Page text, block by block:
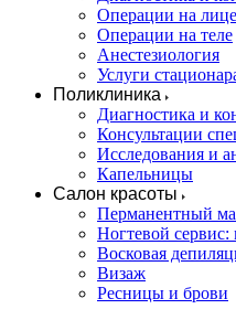
Операции на лице
Операции на теле
Анестезиология
Услуги
Поликлиника
Диагностика и
Консультации
Исследования и
Капельницы
Салон красоты
Перманентный
Ногтевой
Восковая
Визаж
Ресницы и брови